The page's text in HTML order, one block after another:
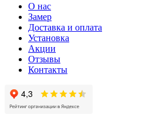
О нас
Замер
Доставка и оплата
Установка
Акции
Отзывы
Контакты